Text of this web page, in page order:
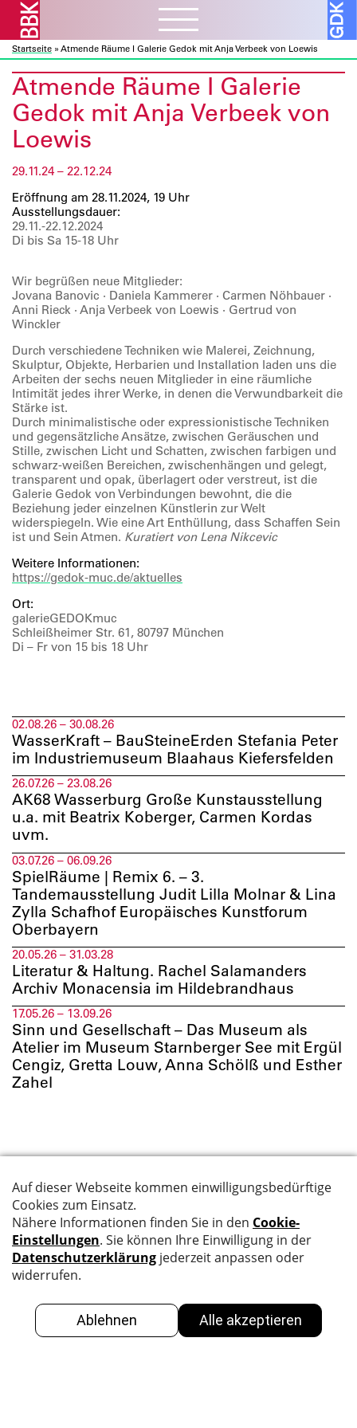
Aktuelles ᐯ
BBK Muc und Obb
BBK Bund und Länder
Ausschreibungen
Ressourcen
Verbandsarbeit ᐯ
Kulturelle Bildung
Kunst und Bauen
Vor- und Nachlässe
Projekte
Förderprogramme
Mitglieder
Ausstellungen
Datenbanken
Beratung
Internes
Mitglieder A – Z
Fördermitglieder
Über uns
Verbandsorganisation
Sozialfonds
Kontakt
Galerie
Rückschau
Über die Galerie
Startseite » Atmende Räume I Galerie Gedok mit Anja Verbeek von Loewis
Atmende Räume I Galerie
Gedok mit Anja Verbeek von
Loewis
29.11.24 – 22.12.24
Eröffnung am 28.11.2024, 19 Uhr
Ausstellungsdauer:
29.11.-22.12.2024
Di bis Sa 15-18 Uhr
Wir begrüßen neue Mitglieder:
Jovana Banovic · Daniela Kammerer · Carmen Nöhbauer ·
Anni Rieck · Anja Verbeek von Loewis · Gertrud von
Winckler
Durch verschiedene Techniken wie Malerei, Zeichnung,
Skulptur, Objekte, Herbarien und Installation laden uns die
Arbeiten der sechs neuen Mitglieder in eine räumliche
Intimität jedes ihrer Werke, in denen die Verwundbarkeit die
Stärke ist.
Durch minimalistische oder expressionistische Techniken
und gegensätzliche Ansätze, zwischen Geräuschen und
Stille, zwischen Licht und Schatten, zwischen farbigen und
schwarz-weißen Bereichen, zwischenhängen und gelegt,
transparent und opak, überlagert oder verstreut, ist die
Galerie Gedok von Verbindungen bewohnt, die die
Beziehung jeder einzelnen Künstlerin zur Welt
widerspiegeln. Wie eine Art Enthüllung, dass Schaffen Sein
ist und Sein Atmen. Kuratiert von Lena Nikcevic
Weitere Informationen:
https://gedok-muc.de/aktuelles
Ort:
galerieGEDOKmuc
Schleißheimer Str. 61, 80797 München
Di – Fr von 15 bis 18 Uhr
02.08.26 – 30.08.26
WasserKraft – BauSteineErden Stefania Peter
im Industriemuseum Blaahaus Kiefersfelden
26.07.26 – 23.08.26
AK68 Wasserburg Große Kunstausstellung
u.a. mit Beatrix Koberger, Carmen Kordas
uvm.
03.07.26 – 06.09.26
SpielRäume | Remix 6. – 3.
Tandemausstellung Judit Lilla Molnar & Lina
Zylla Schafhof Europäisches Kunstforum
Oberbayern
20.05.26 – 31.03.28
Literatur & Haltung. Rachel Salamanders
Archiv Monacensia im Hildebrandhaus
17.05.26 – 13.09.26
Sinn und Gesellschaft – Das Museum als
Atelier im Museum Starnberger See mit Ergül
Cengiz, Gretta Louw, Anna Schölß und Esther
Zahel
Suche
Kontakt
Newsletter
Datenschutz